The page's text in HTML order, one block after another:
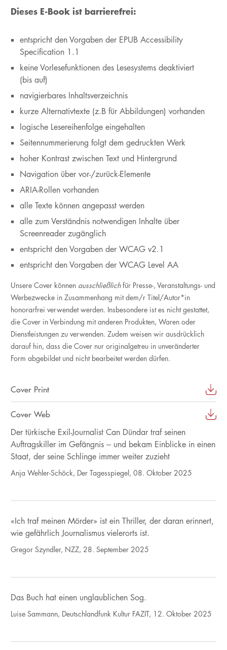
Dieses E-Book ist barrierefrei:
entspricht den Vorgaben der EPUB Accessibility
Specification 1.1
keine Vorlesefunktionen des Lesesystems deaktiviert
(bis auf)
navigierbares Inhaltsverzeichnis
kurze Alternativtexte (z.B für Abbildungen) vorhanden
logische Lesereihenfolge eingehalten
Seitennummerierung folgt dem gedruckten Werk
hoher Kontrast zwischen Text und Hintergrund
Navigation über vor-/zurück-Elemente
ARIA-Rollen vorhanden
alle Texte können angepasst werden
alle zum Verständnis notwendigen Inhalte über
Screenreader zugänglich
entspricht den Vorgaben der WCAG v2.1
entspricht den Vorgaben der WCAG Level AA
Unsere Cover können ausschließlichfür Presse-, Veranstaltungs- und
Werbezwecke in Zusammenhang mit dem/r Titel/Autor*in
honorarfrei verwendet werden. Insbesondere ist es nicht gestattet,
die Cover in Verbindung mit anderen Produkten, Waren oder
Dienstleistungen zu verwenden. Zudem weisen wir ausdrücklich
darauf hin, dass die Cover nur originalgetreu in unveränderter
Form abgebildet und nicht bearbeitet werden dürfen.
Cover Print
Cover Web
Der türkische Exil-Journalist Can Dündar traf seinen
Auftragskiller im Gefängnis – und bekam Einblicke in einen
Staat, der seine Schlinge immer weiter zuzieht
Anja Wehler-Schöck, Der Tagesspiegel, 08. Oktober 2025
«Ich traf meinen Mörder» ist ein Thriller, der daran erinnert,
wie gefährlich Journalismus vielerorts ist.
Gregor Szyndler, NZZ, 28. September 2025
Das Buch hat einen unglaublichen Sog.
Luise Sammann, Deutschlandfunk Kultur FAZIT, 12. Oktober 2025